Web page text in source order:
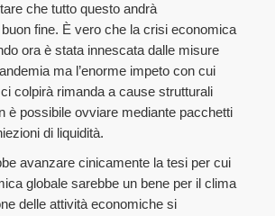
che tutto questo andrà
fine. È vero che la crisi economica
ora è stata innescata dalle misure
ma l’enorme impeto con cui
colpirà rimanda a cause strutturali
è possibile ovviare mediante pacchetti
di liquidità.
avanzare cinicamente la tesi per cui
globale sarebbe un bene per il clima
delle attività economiche si